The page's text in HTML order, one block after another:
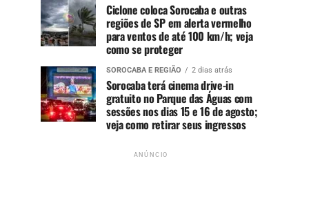
Ciclone coloca Sorocaba e outras
regiões de SP em alerta vermelho
para ventos de até 100 km/h; veja
como se proteger
SOROCABA E REGIÃO 2 dias atrás
Sorocaba terá cinema drive-in
gratuito no Parque das Águas com
sessões nos dias 15 e 16 de agosto;
veja como retirar seus ingressos
ANÚNCIO